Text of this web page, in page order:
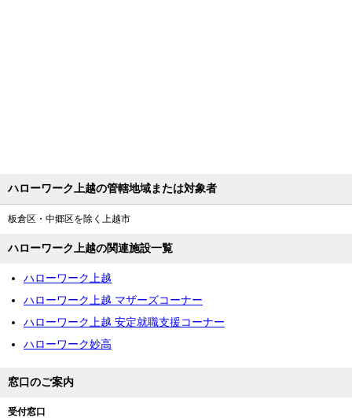
ハローワーク上越の管轄地域または対象者
板倉区・中郷区を除く上越市
ハローワーク上越の関連施設一覧
ハローワーク上越
ハローワーク上越 マザーズコーナー
ハローワーク上越 安定就職支援コーナー
ハローワーク妙高
窓口のご案内
受付窓口